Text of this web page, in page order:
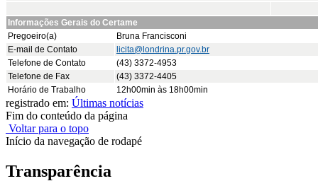
Informações Gerais do Certame
Pregoeiro(a)
Bruna Francisconi
E-mail de Contato
licita@londrina.pr.gov.br
Telefone de Contato
(43) 3372-4953
Telefone de Fax
(43) 3372-4405
Horário de Trabalho
12h00min às 18h00min
registrado em: Últimas notícias
Fim do conteúdo da página
Voltar para o topo
Início da navegação de rodapé
Transparência